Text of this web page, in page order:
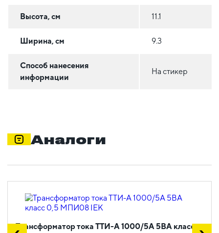
Высота, см 11.1
Ширина, см 9.3
Способ нанесения
информации
На стикер
Аналоги
Трансформатор тока ТТИ-А 1000/5А 5ВА класс